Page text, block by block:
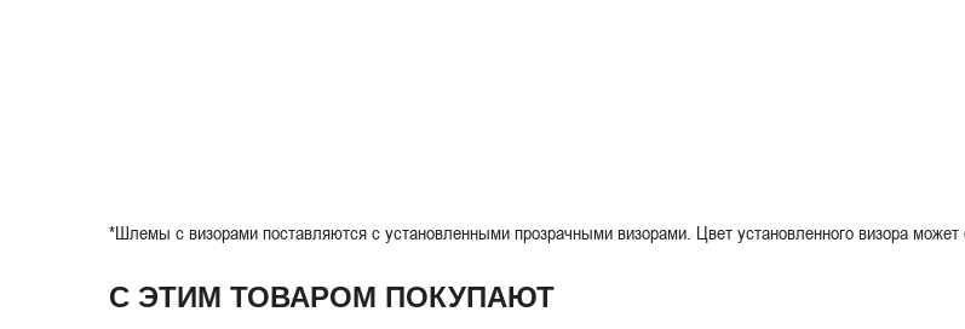
*Шлемы с визорами поставляются с установленными прозрачными визорами. Цвет установленного визора может
С ЭТИМ ТОВАРОМ ПОКУПАЮТ